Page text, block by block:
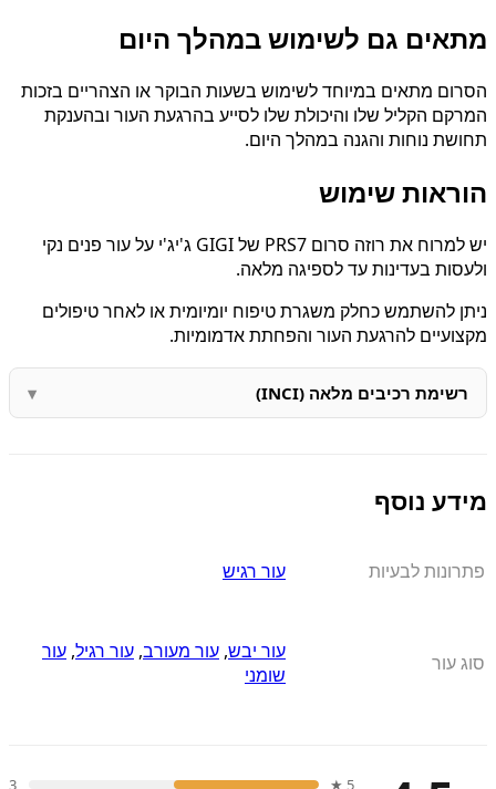
מתאים גם לשימוש במהלך היום
הסרום מתאים במיוחד לשימוש בשעות הבוקר או הצהריים בזכות
המרקם הקליל שלו והיכולת שלו לסייע בהרגעת העור ובהענקת
תחושת נוחות והגנה במהלך היום.
הוראות שימוש
יש למרוח את רוזה סרום PRS7 של GIGI ג'יג'י על עור פנים נקי
ולעסות בעדינות עד לספיגה מלאה.
ניתן להשתמש כחלק משגרת טיפוח יומיומית או לאחר טיפולים
מקצועיים להרגעת העור והפחתת אדמומיות.
רשימת רכיבים מלאה (INCI)
מידע נוסף
פתרונות לבעיות עור רגיש
סוג עור עור יבש, עור מעורב, עור רגיל, עור
שומני
5 ★
3